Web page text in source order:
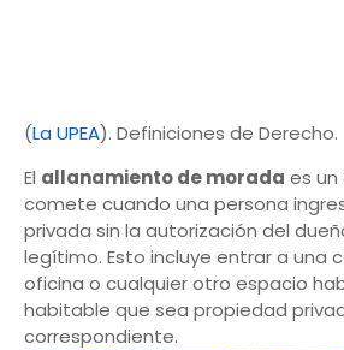
(La UPEA). Definiciones de Derecho.
El allanamiento de morada es
comete cuando una persona
privada sin la autorización del
legítimo. Esto incluye entrar a una
oficina o cualquier otro espacio
habitable que sea propiedad
correspondiente.